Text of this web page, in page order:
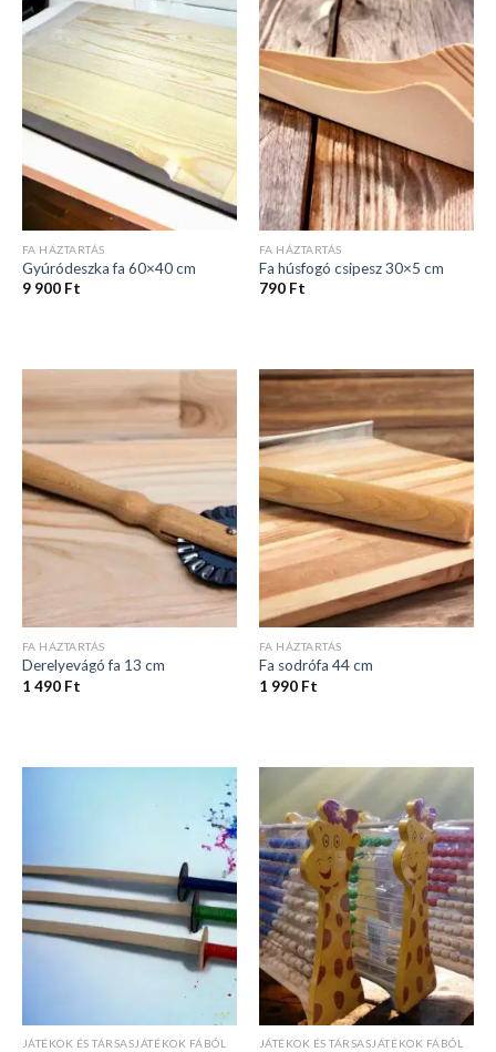
FA HÁZTARTÁS
Gyúródeszka fa 60×40 cm
9 900 Ft
FA HÁZTARTÁS
Fa húsfogó csipesz 30×5 cm
790 Ft
FA HÁZTARTÁS
Derelyevágó fa 13 cm
1 490 Ft
FA HÁZTARTÁS
Fa sodrófa 44 cm
1 990 Ft
JÁTÉKOK ÉS TÁRSASJÁTÉKOK FÁBÓL JÁTÉKOK ÉS TÁRSASJÁTÉKOK FÁBÓL